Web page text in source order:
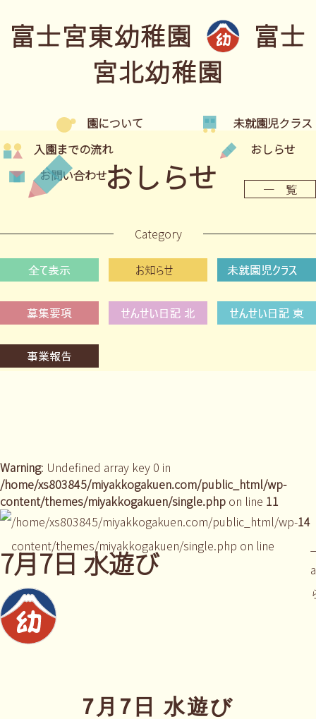
富士宮東幼稚園
富士
宮北幼稚園
園について
未就園児クラス
入園までの流れ
おしらせ
お問い合わせおしらせ 一 覧
Category
Warning: Undefined array key 0 in
/home/xs803845/miyakkogakuen.com/public_html/wp-
content/themes/miyakkogakuen/single.php on line 11
/home/xs803845/miyakkogakuen.com/public_html/wp-
content/themes/miyakkogakuen/single.php on line
14
7月7日 水遊び
7月7日 水遊び